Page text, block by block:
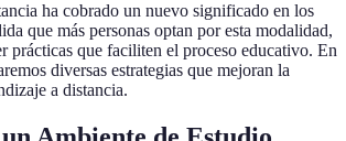
ha cobrado un nuevo significado en los
que más personas optan por esta modalidad,
prácticas que faciliten el proceso educativo. En
diversas estrategias que mejoran la
a distancia.